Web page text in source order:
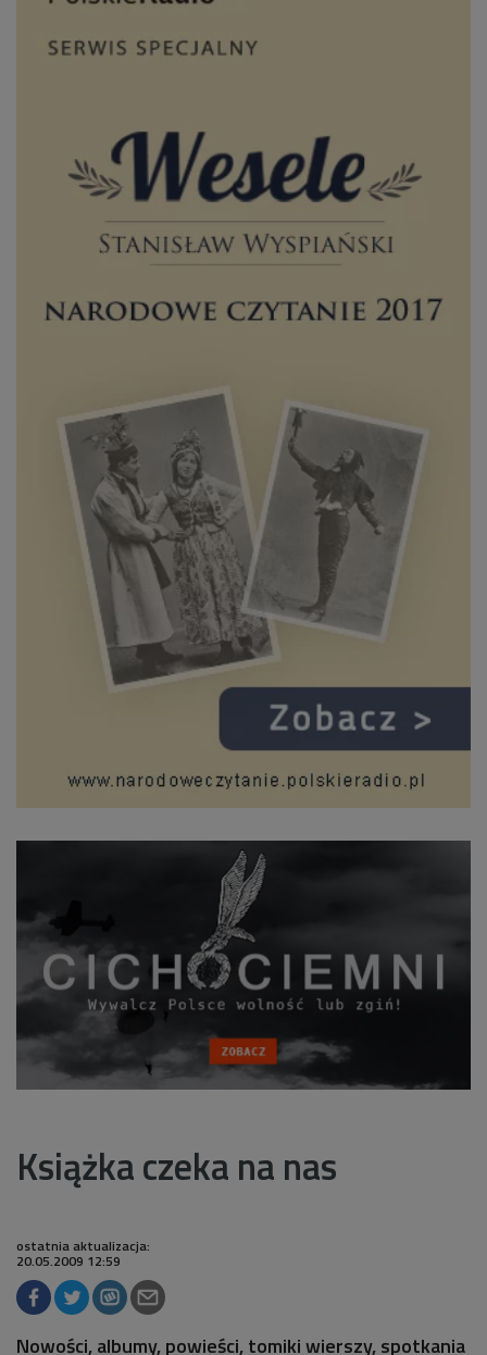
Książka czeka na nas
ostatnia aktualizacja:
20.05.2009 12:59
Nowości, albumy, powieści, tomiki wierszy, spotkania